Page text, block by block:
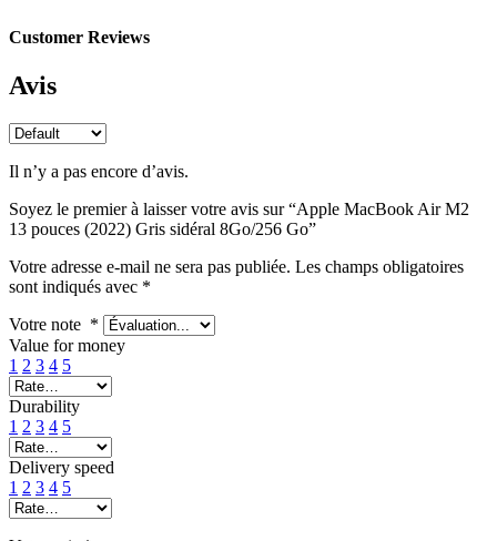
Customer Reviews
Avis
Il n’y a pas encore d’avis.
Soyez le premier à laisser votre avis sur “Apple MacBook Air M2
13 pouces (2022) Gris sidéral 8Go/256 Go”
Votre adresse e-mail ne sera pas publiée. Les champs obligatoires
sont indiqués avec *
Votre note *
Value for money
1 2 3 4 5
Durability
1 2 3 4 5
Delivery speed
1 2 3 4 5